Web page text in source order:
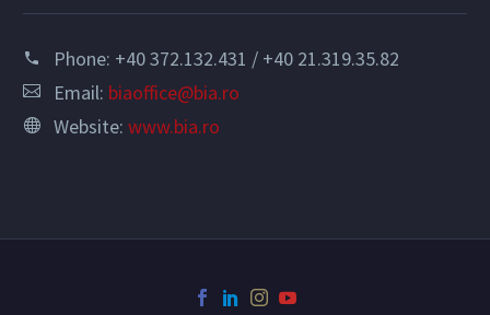
Phone: +40 372.132.431 / +40 21.319.35.82
Email: biaoffice@bia.ro
Website: www.bia.ro